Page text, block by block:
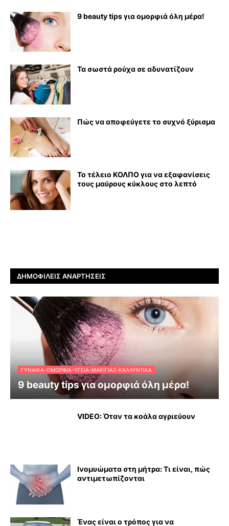
9 beauty tips για ομορφιά όλη μέρα!
Τα σωστά ρούχα σε αδυνατίζουν
Πώς να αποφεύγετε το συχνό ξύρισμα
Το τέλειο ΚΟΛΠΟ για να εξαφανίσεις
τους μαύρους κύκλους στο λεπτό
ΔΗΜΟΦΙΛΕΊΣ ΑΝΑΡΤΉΣΕΙΣ
ΓΥΝΑΊΚΑ-ΟΜΟΡΦΙΆ-ΥΓΕΊΑ-ΜΑΚΙΓΙΆΖ-ΚΑΛΛΥΝΤΙΚΆ
9 beauty tips για ομορφιά όλη μέρα!
VIDEO: Όταν τα κοάλα αγριεύουν
Ινομυώματα στη μήτρα: Τι είναι, πώς
αντιμετωπίζονται
Ένας είναι ο τρόπος για να